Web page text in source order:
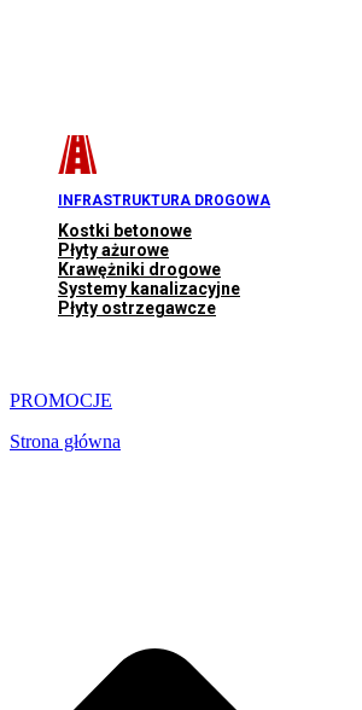
INFRASTRUKTURA DROGOWA
Kostki betonowe
Płyty ażurowe
Krawężniki drogowe
Systemy kanalizacyjne
Płyty ostrzegawcze
PROMOCJE
Strona główna